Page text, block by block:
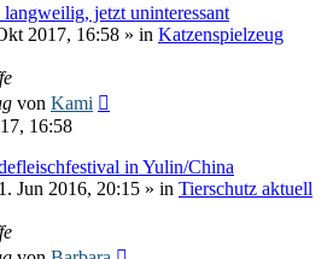
jetzt uninteressant
2017, 16:58 » in Katzenspielzeug
von Kami
16:58
in Yulin/China
Jun 2016, 20:15 » in Tierschutz aktuell